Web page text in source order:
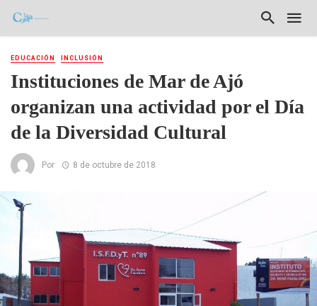
EDUCACIÓN INCLUSIÓN
Instituciones de Mar de Ajó
organizan una actividad por el Día
de la Diversidad Cultural
Por 8 de octubre de 2018